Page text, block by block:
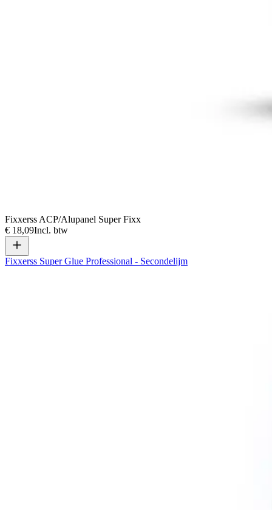
Fixxerss ACP/Alupanel Super Fixx
€ 18,09Incl. btw
Fixxerss Super Glue Professional - Secondelijm